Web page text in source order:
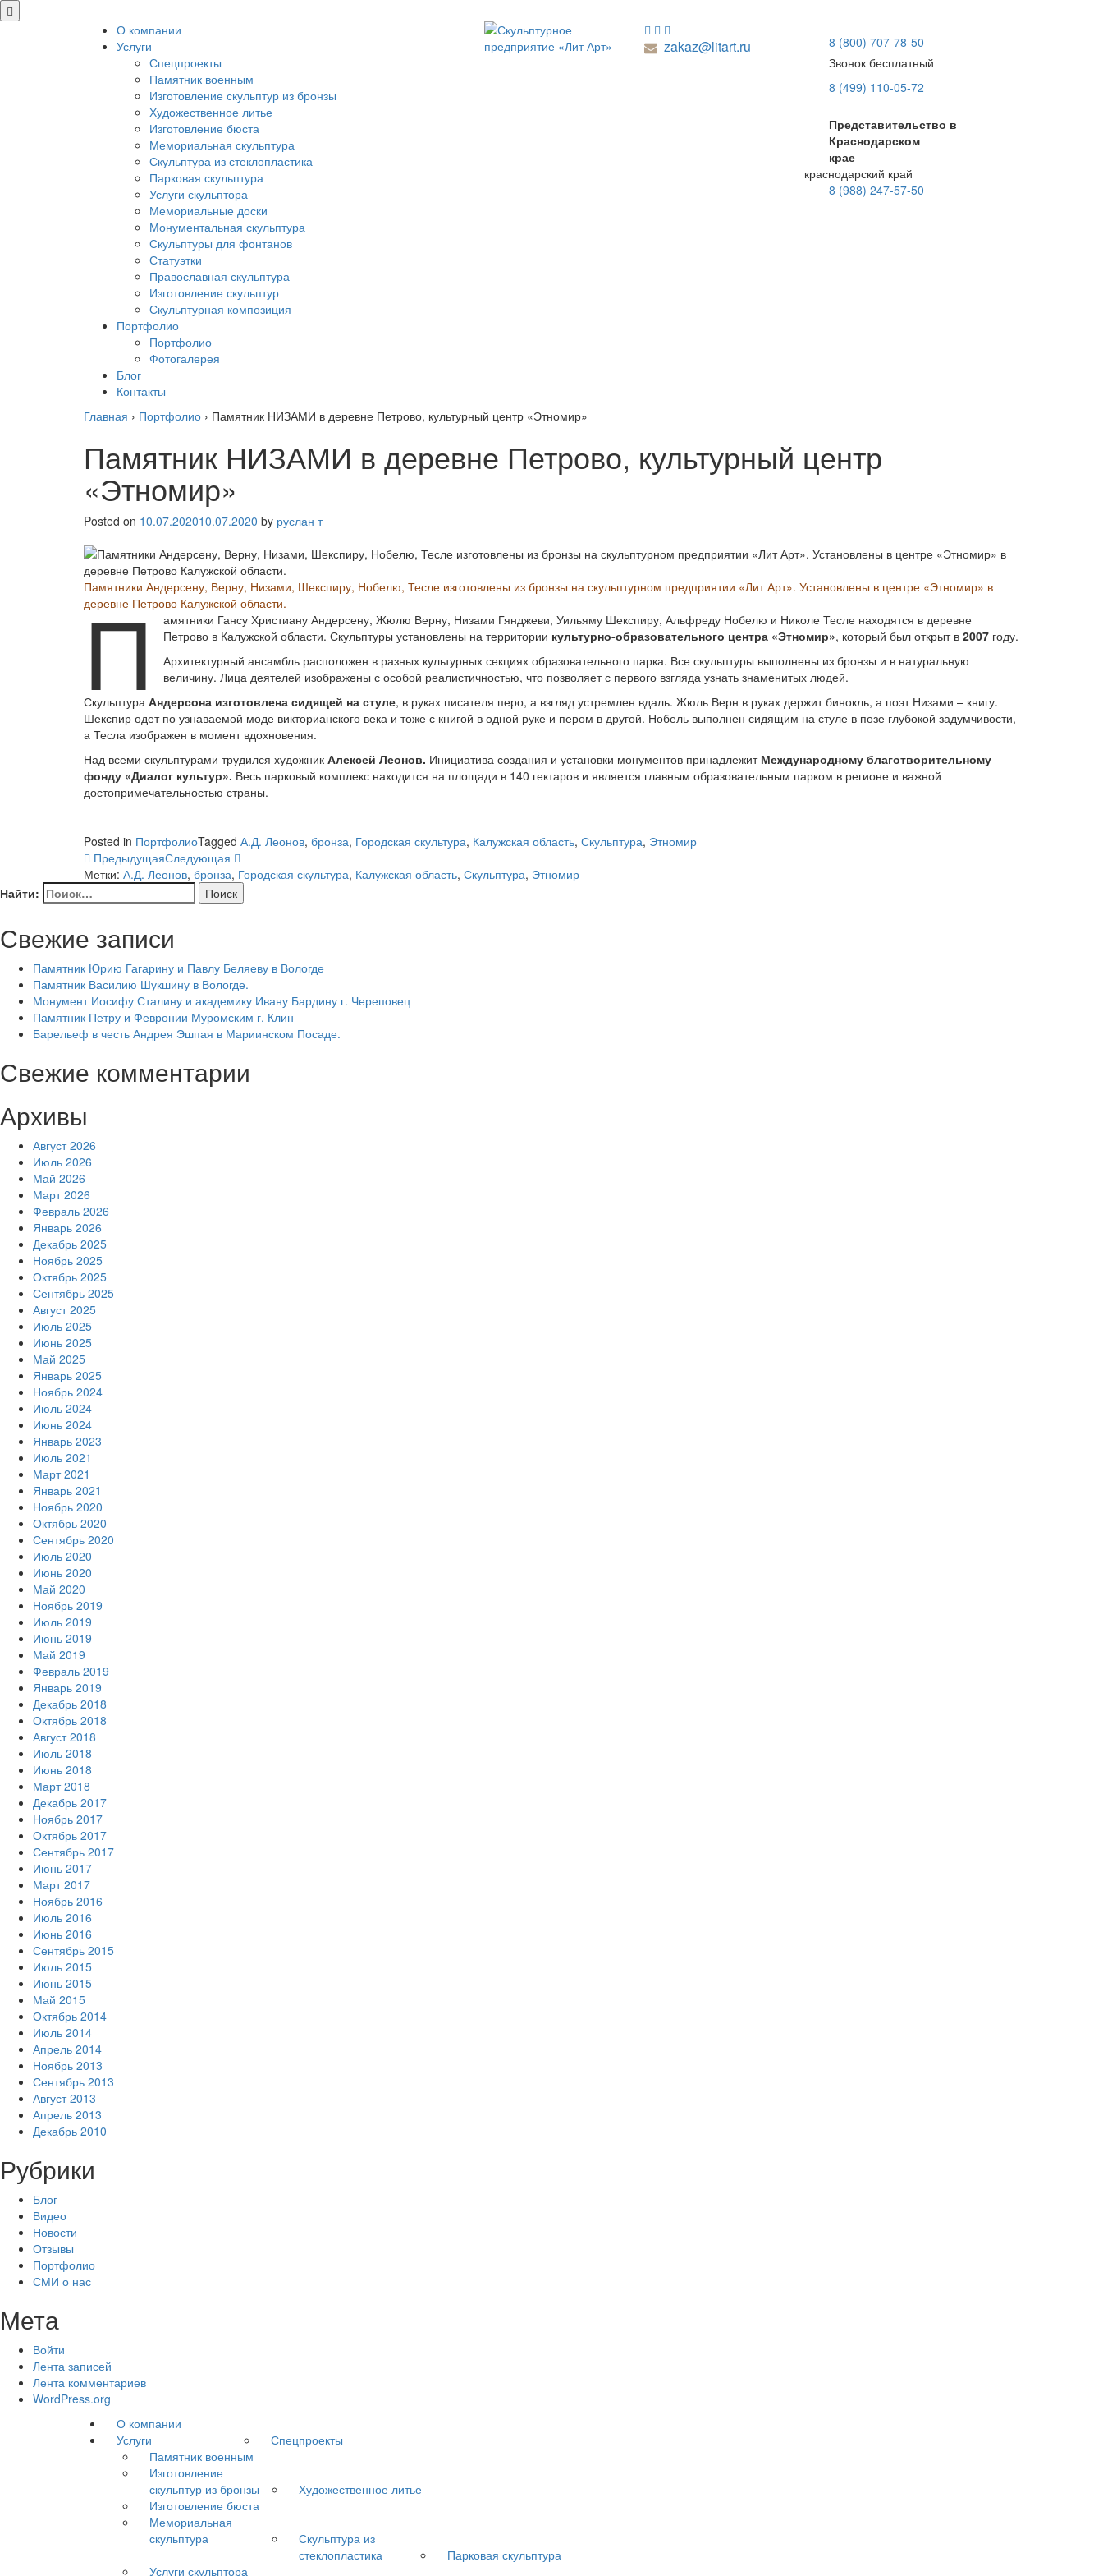
О компании
Услуги
Спецпроекты
Памятник военным
Изготовление скульптур из бронзы
Художественное литье
Изготовление бюста
Мемориальная скульптура
Скульптура из стеклопластика
Парковая скульптура
Услуги скульптора
Мемориальные доски
Монументальная скульптура
Скульптуры для фонтанов
Статуэтки
Православная скульптура
Изготовление скульптур
Скульптурная композиция
Портфолио
Портфолио
Фотогалерея
Блог
Контакты
zakaz@litart.ru
8 (800) 707-78-50
Звонок бесплатный
8 (499) 110-05-72
Представительство в
Краснодарском
крае
краснодарский край
8 (988) 247-57-50
Главная › Портфолио › Памятник НИЗАМИ в деревне Петрово, культурный центр «Этномир»
Памятник НИЗАМИ в деревне Петрово, культурный центр
«Этномир»
Posted on 10.07.202010.07.2020 by руслан т
Памятники Андерсену, Верну, Низами, Шекспиру, Нобелю, Тесле изготовлены из бронзы на скульптурном предприятии «Лит Арт». Установлены в центре «Этномир» в
деревне Петрово Калужской области.
П амятники Гансу Христиану Андерсену, Жюлю Верну, Низами Гянджеви, Уильяму Шекспиру, Альфреду Нобелю и Николе Тесле находятся в деревне
Петрово в Калужской области. Скульптуры установлены на территории культурно-образовательного центра «Этномир», который был открыт в 2007 году.
Архитектурный ансамбль расположен в разных культурных секциях образовательного парка. Все скульптуры выполнены из бронзы и в натуральную
величину. Лица деятелей изображены с особой реалистичностью, что позволяет с первого взгляда узнать знаменитых людей.
Скульптура Андерсона изготовлена сидящей на стуле, в руках писателя перо, а взгляд устремлен вдаль. Жюль Верн в руках держит бинокль, а поэт Низами – книгу.
Шекспир одет по узнаваемой моде викторианского века и тоже с книгой в одной руке и пером в другой. Нобель выполнен сидящим на стуле в позе глубокой задумчивости,
а Тесла изображен в момент вдохновения.
Над всеми скульптурами трудился художник Алексей Леонов. Инициатива создания и установки монументов принадлежит Международному благотворительному
фонду «Диалог культур». Весь парковый комплекс находится на площади в 140 гектаров и является главным образовательным парком в регионе и важной
достопримечательностью страны.
Posted in ПортфолиоTagged А.Д. Леонов, бронза, Городская скультура, Калужская область, Скульптура, Этномир
ПредыдущаяСледующая
Метки: А.Д. Леонов, бронза, Городская скультура, Калужская область, Скульптура, Этномир
Найти:
Свежие записи
Памятник Юрию Гагарину и Павлу Беляеву в Вологде
Памятник Василию Шукшину в Вологде.
Монумент Иосифу Сталину и академику Ивану Бардину г. Череповец
Памятник Петру и Февронии Муромским г. Клин
Барельеф в честь Андрея Эшпая в Мариинском Посаде.
Свежие комментарии
Архивы
Август 2026
Июль 2026
Май 2026
Март 2026
Февраль 2026
Январь 2026
Декабрь 2025
Ноябрь 2025
Октябрь 2025
Сентябрь 2025
Август 2025
Июль 2025
Июнь 2025
Май 2025
Январь 2025
Ноябрь 2024
Июль 2024
Июнь 2024
Январь 2023
Июль 2021
Март 2021
Январь 2021
Ноябрь 2020
Октябрь 2020
Сентябрь 2020
Июль 2020
Июнь 2020
Май 2020
Ноябрь 2019
Июль 2019
Июнь 2019
Май 2019
Февраль 2019
Январь 2019
Декабрь 2018
Октябрь 2018
Август 2018
Июль 2018
Июнь 2018
Март 2018
Декабрь 2017
Ноябрь 2017
Октябрь 2017
Сентябрь 2017
Июнь 2017
Март 2017
Ноябрь 2016
Июль 2016
Июнь 2016
Сентябрь 2015
Июль 2015
Июнь 2015
Май 2015
Октябрь 2014
Июль 2014
Апрель 2014
Ноябрь 2013
Сентябрь 2013
Август 2013
Апрель 2013
Декабрь 2010
Рубрики
Блог
Видео
Новости
Отзывы
Портфолио
СМИ о нас
Мета
Войти
Лента записей
Лента комментариев
WordPress.org
О компании
Услуги
Спецпроекты
Памятник военным
Изготовление
скульптур из бронзы
Художественное литье
Изготовление бюста
Мемориальная
скульптура
Скульптура из
стеклопластика
Парковая скульптура
Услуги скульптора